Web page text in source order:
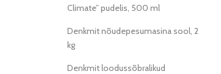
Climate” pudelis, 500 ml
Denkmit nõudepesumasina sool, 2
kg
Denkmit loodussõbralikud